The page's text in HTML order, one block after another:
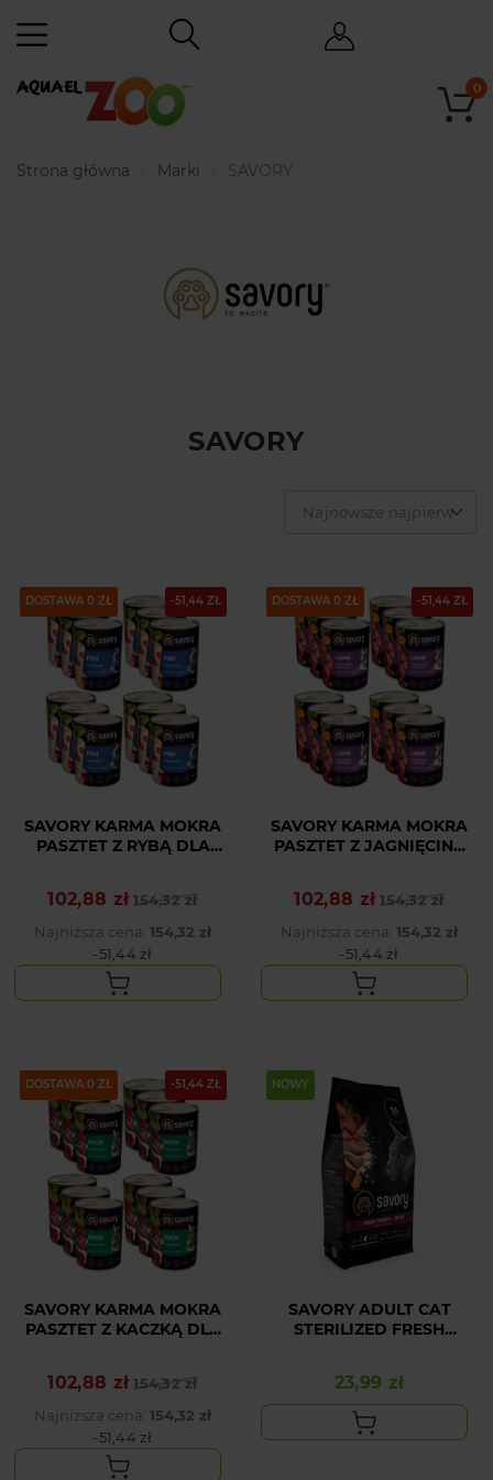
0
Strona główna Marki SAVORY
SAVORY
Najnowsze najpierw
-51,44 ZŁ
NOWY
PAKIET
DOSTAWA 0 ZŁ
SAVORY KARMA MOKRA
PASZTET Z RYBĄ DLA
Cena podstawowa
154,32 zł
Cena
102,88 zł
Najniższa cena: 154,32 zł
-51,44 zł
-51,44 ZŁ
NOWY
PAKIET
DOSTAWA 0 ZŁ
SAVORY KARMA MOKRA
PASZTET Z JAGNIĘCINĄ
12x400G
Cena podstawowa
154,32 zł
Cena
102,88 zł
Najniższa cena: 154,32 zł
-51,44 zł
-51,44 ZŁ
NOWY
PAKIET
DOSTAWA 0 ZŁ
SAVORY KARMA MOKRA
PASZTET Z KACZKĄ DLA
Cena podstawowa
154,32 zł
Cena
102,88 zł
Najniższa cena: 154,32 zł
-51,44 zł
NOWY
SAVORY ADULT CAT
STERILIZED FRESH
Cena
23,99 zł